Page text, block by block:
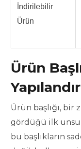
İndirilebilir
Ürün
Ürün
Ürün başlığı, bir
gördüğü ilk
bu başlıkların